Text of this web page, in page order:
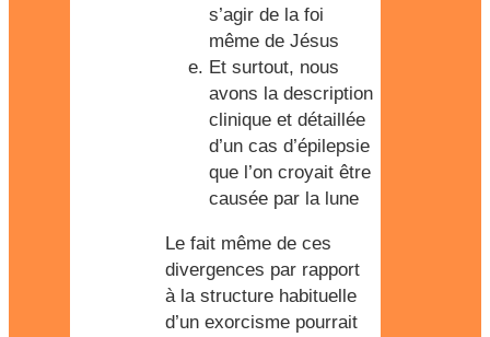
s’agir de la foi
même de Jésus
Et surtout, nous
avons la description
clinique et détaillée
d’un cas d’épilepsie
que l’on croyait être
causée par la lune
Le fait même de ces
divergences par rapport
à la structure habituelle
d’un exorcisme pourrait